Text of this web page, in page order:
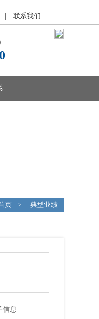
联系我们
）
页 > 典型业绩
信息